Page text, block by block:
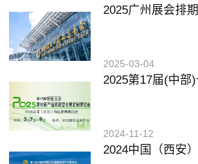
2025广州展会排期
2025-03-04
2025第17届(中部
2024-11-12